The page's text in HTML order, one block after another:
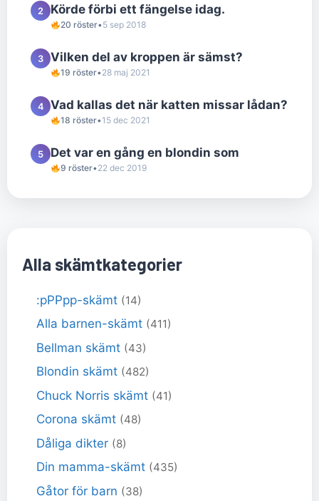
2 Körde förbi ett fängelse idag.
20 röster•5 sep 2018
3 Vilken del av kroppen är sämst?
19 röster•28 maj 2021
4 Vad kallas det när katten missar lådan?
18 röster•15 dec 2021
5 Det var en gång en blondin som
9 röster•22 dec 2019
Alla skämtkategorier
:pPPpp-skämt (14)
Alla barnen-skämt (411)
Bellman skämt (43)
Blondin skämt (482)
Chuck Norris skämt (41)
Corona skämt (48)
Dåliga dikter (8)
Din mamma-skämt (435)
Gåtor för barn (38)